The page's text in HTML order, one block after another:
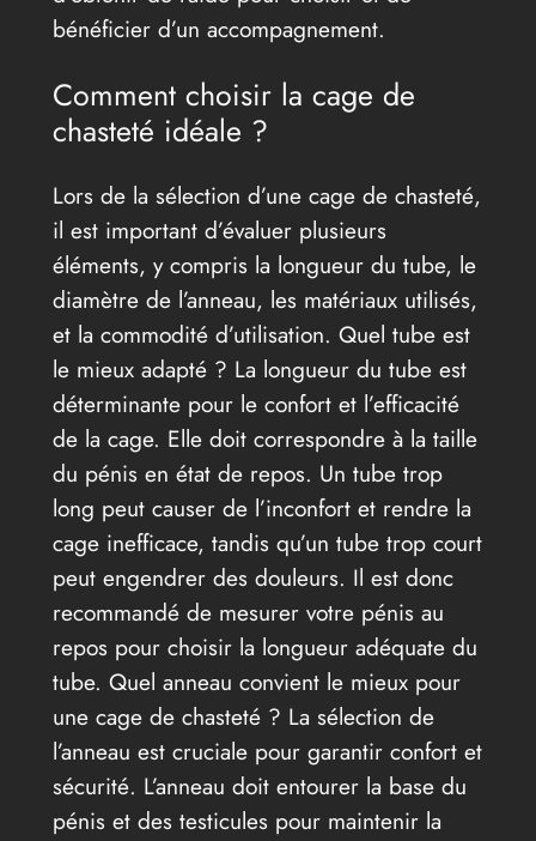
bénéficier d’un accompagnement.
Comment choisir la cage de
chasteté idéale ?
Lors de la sélection d’une cage de chasteté,
il est important d’évaluer plusieurs
éléments, y compris la longueur du tube, le
diamètre de l’anneau, les matériaux utilisés,
et la commodité d’utilisation. Quel tube est
le mieux adapté ? La longueur du tube est
déterminante pour le confort et l’efficacité
de la cage. Elle doit correspondre à la taille
du pénis en état de repos. Un tube trop
long peut causer de l’inconfort et rendre la
cage inefficace, tandis qu’un tube trop court
peut engendrer des douleurs. Il est donc
recommandé de mesurer votre pénis au
repos pour choisir la longueur adéquate du
tube. Quel anneau convient le mieux pour
une cage de chasteté ? La sélection de
l’anneau est cruciale pour garantir confort et
sécurité. L’anneau doit entourer la base du
pénis et des testicules pour maintenir la